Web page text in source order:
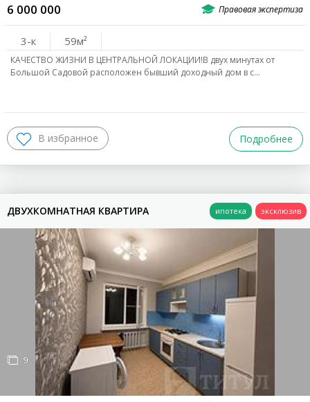
ВХОД ДЛЯ КЛИЕНТОВ
СЕВЕРНЫЙ
ПО ОБЛАСТИ
Аксайский Р-Н Пролетарский Р-Н
ЦЕНТРАЛЬНЫЙ
ВОСТОЧНЫЙ
Александровка
Аэропорт Нахичевань
Сельмаш Орджоникидзе
ЗАПАДНЫЙ
ЗЖМ
Лендворец Левенцовский
6 000 000
3-к 59
КАЧЕСТВО ЖИЗНИ В ЦЕНТРАЛЬНОЙ ЛОКАЦИИ!В двух минутах от
Большой Садовой расположен бывший доходный дом в с…
Подробнее
ДВУХКОМНАТНАЯ КВАРТИРА
9